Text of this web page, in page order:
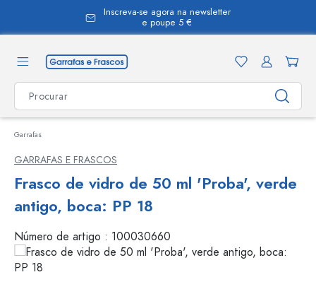
Inscreva-se agora na newsletter
e poupe 5 €
Garrafas
GARRAFAS E FRASCOS
Frasco de vidro de 50 ml 'Proba', verde
antigo, boca: PP 18
Número de artigo : 100030660